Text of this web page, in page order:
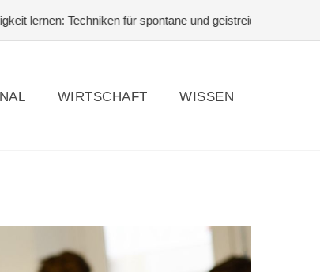
für spontane und geistreiche Antworten
WIRTSCHAFT WISSEN